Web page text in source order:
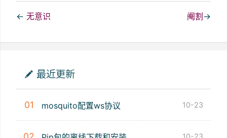
← 无意识 阉割 →
最近更新
01 mosquito配置ws协议 10-23